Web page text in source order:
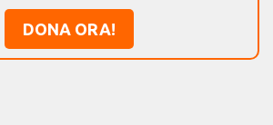
DONA ORA!